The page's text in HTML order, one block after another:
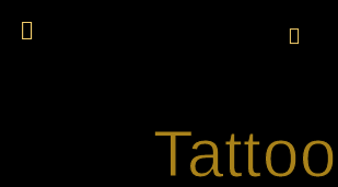
Tattoo